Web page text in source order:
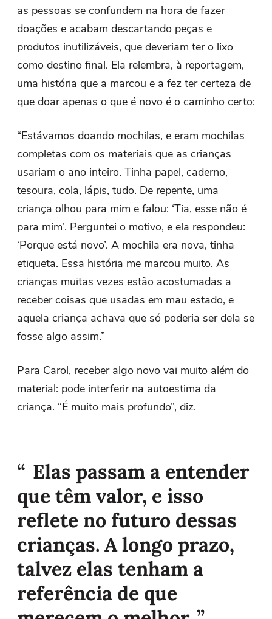
as pessoas se confundem na hora de fazer
doações e acabam descartando peças e
produtos inutilizáveis, que deveriam ter o lixo
como destino final. Ela relembra, à reportagem,
uma história que a marcou e a fez ter certeza de
que doar apenas o que é novo é o caminho certo:
“Estávamos doando mochilas, e eram mochilas
completas com os materiais que as crianças
usariam o ano inteiro. Tinha papel, caderno,
tesoura, cola, lápis, tudo. De repente, uma
criança olhou para mim e falou: ‘Tia, esse não é
para mim’. Perguntei o motivo, e ela respondeu:
‘Porque está novo’. A mochila era nova, tinha
etiqueta. Essa história me marcou muito. As
crianças muitas vezes estão acostumadas a
receber coisas que usadas em mau estado, e
aquela criança achava que só poderia ser dela se
fosse algo assim.”
Para Carol, receber algo novo vai muito além do
material: pode interferir na autoestima da
criança. “É muito mais profundo”, diz.
Elas passam a entender
que têm valor, e isso
reflete no futuro dessas
crianças. A longo prazo,
talvez elas tenham a
referência de que